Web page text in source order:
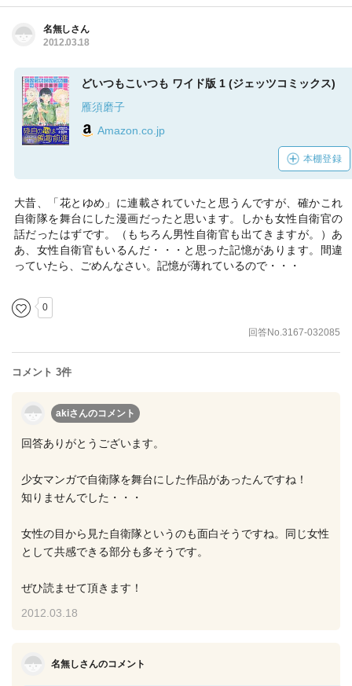
名無しさん
2012.03.18
どいつもこいつも ワイド版 1 (ジェッツコミックス)
雁須磨子
Amazon.co.jp
本棚登録
大昔、「花とゆめ」に連載されていたと思うんですが、確かこれ
自衛隊を舞台にした漫画だったと思います。しかも女性自衛官の
話だったはずです。（もちろん男性自衛官も出てきますが。）あ
あ、女性自衛官もいるんだ・・・と思った記憶があります。間違
っていたら、ごめんなさい。記憶が薄れているので・・・
0
回答No.3167-032085
コメント 3件
akiさんのコメント
回答ありがとうございます。
少女マンガで自衛隊を舞台にした作品があったんですね！
知りませんでした・・・
女性の目から見た自衛隊というのも面白そうですね。同じ女性
として共感できる部分も多そうです。
ぜひ読ませて頂きます！
2012.03.18
名無しさんのコメント